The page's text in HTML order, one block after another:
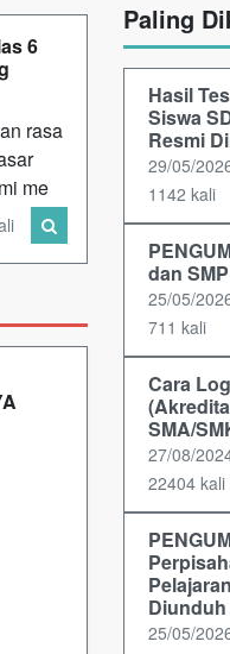
6
rasa
me
Paling
Hasil
Siswa
Resmi
29/05/
1142 kali
dan
25/05/
711 kali
Cara
SMA/
27/08/
22404 kali
Diunduh
25/05/